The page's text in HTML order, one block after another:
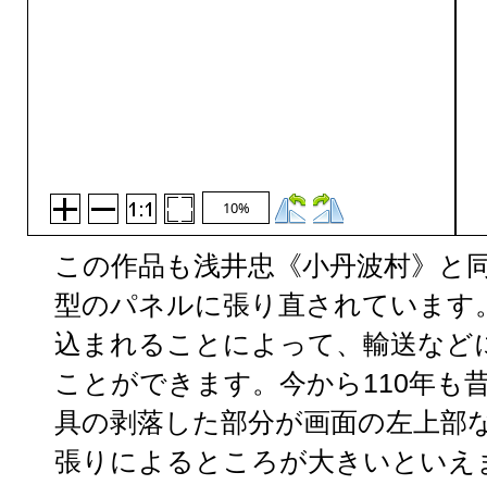
10%
この作品も浅井忠《小丹波村》と
型のパネルに張り直されていま
込まれることによって、輸送な
ことができます。今から110年も
具の剥落した部分が画面の左上
張りによるところが大きいとい